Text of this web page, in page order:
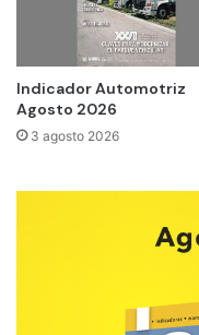
Indicador Automotriz
Agosto 2026
3 agosto 2026